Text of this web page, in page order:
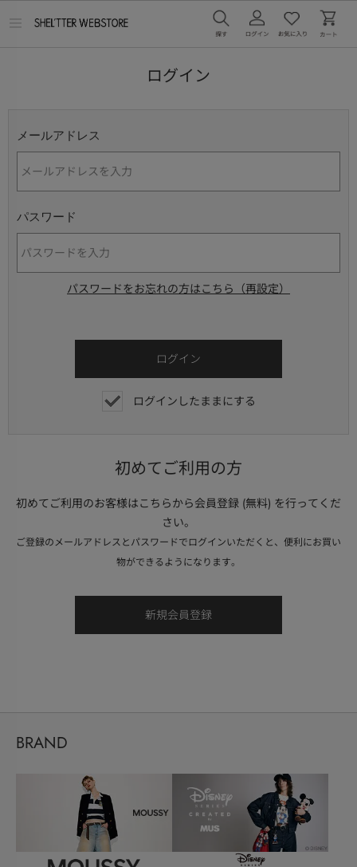
ログイン
メールアドレス
パスワード
パスワードをお忘れの方はこちら（再設定）
ログインしたままにする
初めてご利用の方
初めてご利用のお客様はこちらから会員登録 (無料) を行ってくだ
さい。
ご登録のメールアドレスとパスワードでログインいただくと、便利にお買い
物ができるようになります。
BRAND